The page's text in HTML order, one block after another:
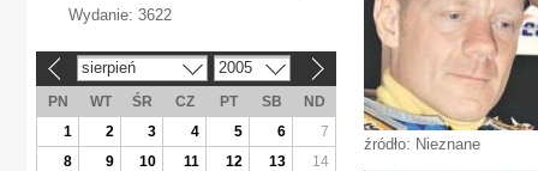
źródło: Nieznane
Wydanie: 3622
sierpień 2005
PN WT ŚR CZ PT SB
ND
1
2 3 4 5 6
7
8
9 10 11 12 13
14